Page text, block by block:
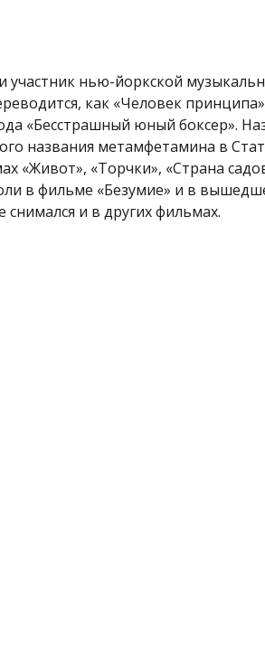
участник нью-йоркской
как «Человек
«Бесстрашный юный боксер».
названия метамфетамина в
«Живот», «Торчки», «Страна
в фильмe «Безумие» и в
и в других фильмах.